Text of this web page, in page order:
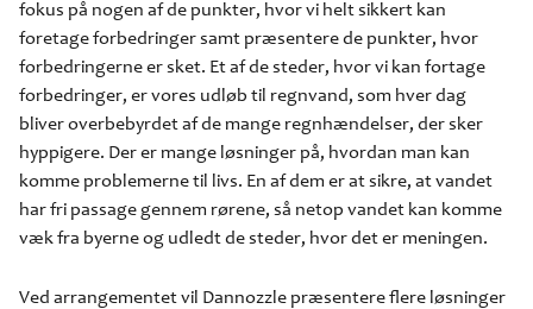
fokus på nogen af de punkter, hvor vi helt sikkert kan
foretage forbedringer samt præsentere de punkter, hvor
forbedringerne er sket. Et af de steder, hvor vi kan fortage
forbedringer, er vores udløb til regnvand, som hver dag
bliver overbebyrdet af de mange regnhændelser, der sker
hyppigere. Der er mange løsninger på, hvordan man kan
komme problemerne til livs. En af dem er at sikre, at vandet
har fri passage gennem rørene, så netop vandet kan komme
væk fra byerne og udledt de steder, hvor det er meningen.
Ved arrangementet vil Dannozzle præsentere flere løsninger